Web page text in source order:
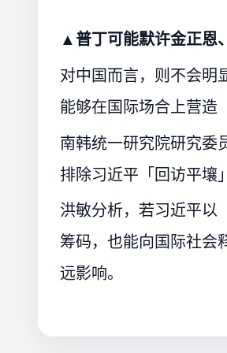
▲普丁可能默许金正恩
对中国而言，则不会明
能够在国际场合上营造
南韩统一研究院研究委
排除习近平「回访平壤
洪敏分析，若习近平以
筹码，也能向国际社会
远影响。